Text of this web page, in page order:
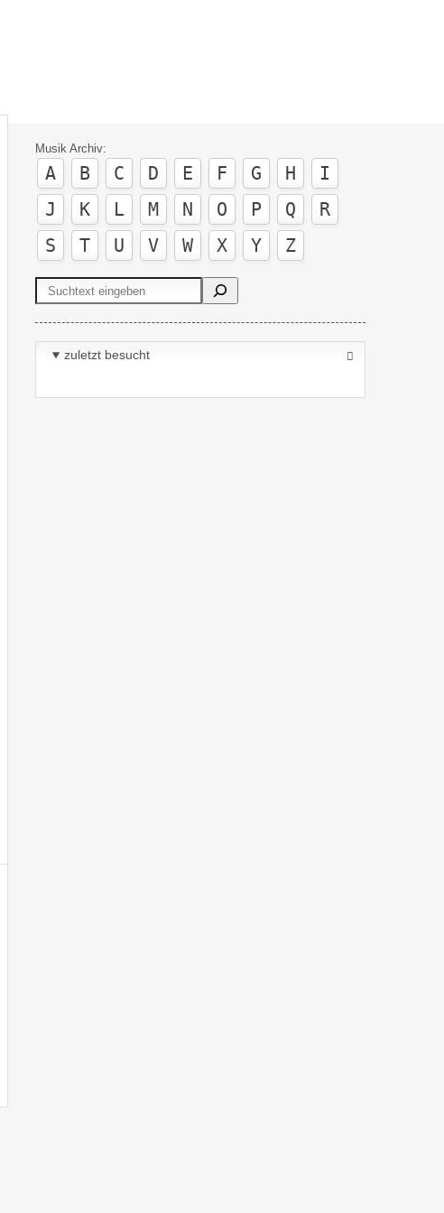
Musik Archiv:
A B C D E F G H
I
J
K L M N O P Q
R
S
T U V W X Y Z
Suchen
zuletzt besucht